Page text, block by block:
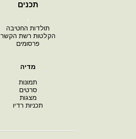
תכנים
י
תולדות החטיבה
הקלטות רשת הקשר
פרסומים
מדיה
תמונות
סרטים
מצגות
תכניות רדיו